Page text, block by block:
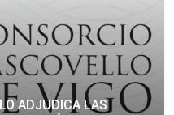
ADJUDICA LAS